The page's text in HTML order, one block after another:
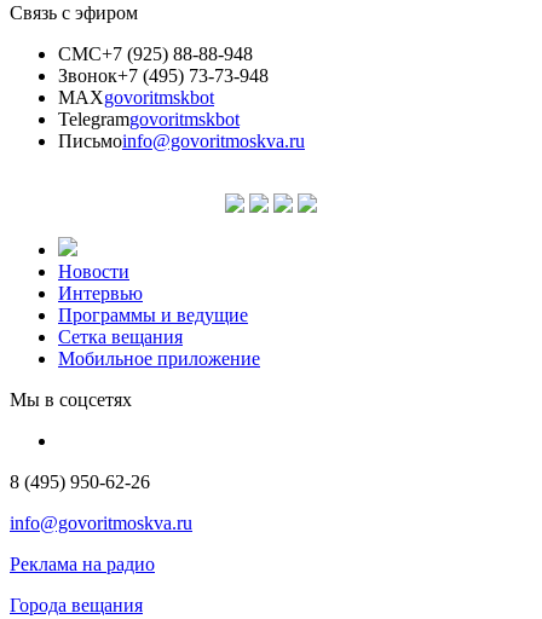
Связь с эфиром
СМС+7 (925) 88-88-948
Звонок+7 (495) 73-73-948
MAXgovoritmskbot
Telegramgovoritmskbot
Письмоinfo@govoritmoskva.ru
Новости
Интервью
Программы и ведущие
Сетка вещания
Мобильное приложение
Мы в соцсетях
8 (495) 950-62-26
info@govoritmoskva.ru
Реклама на радио
Города вещания